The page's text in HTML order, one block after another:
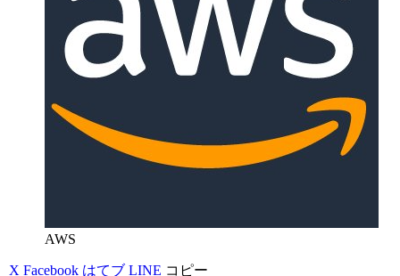
AWS
X Facebook はてブ LINE コピー